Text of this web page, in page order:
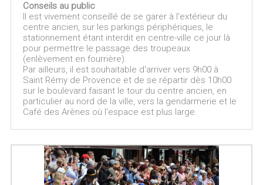
Conseils au public
Il est vivement conseillé de se garer à l'extérieur du
centre ancien, sur les parkings périphériques, le
stationnement étant interdit en centre-ville ce jour là
pour permettre le passage des troupeaux
(enlèvement en fourrière).
Par ailleurs, il est souhaitable d'arriver vers 9h00 à
Saint Rémy de Provence et de se répartir dès 10h00
sur le boulevard faisant le tour du centre ancien, en
particulier au nord de la ville, vers la gendarmerie et le
Café des Arènes où l'espace est plus large.